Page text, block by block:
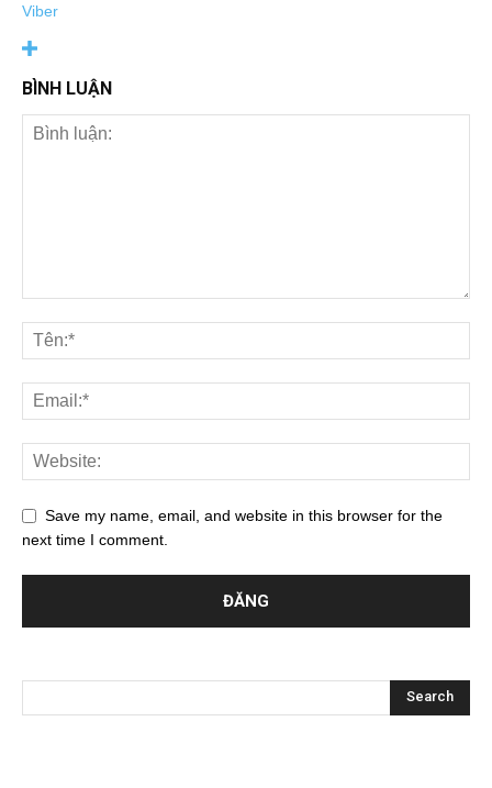
Viber
BÌNH LUẬN
Save my name, email, and website in this browser for the
next time I comment.